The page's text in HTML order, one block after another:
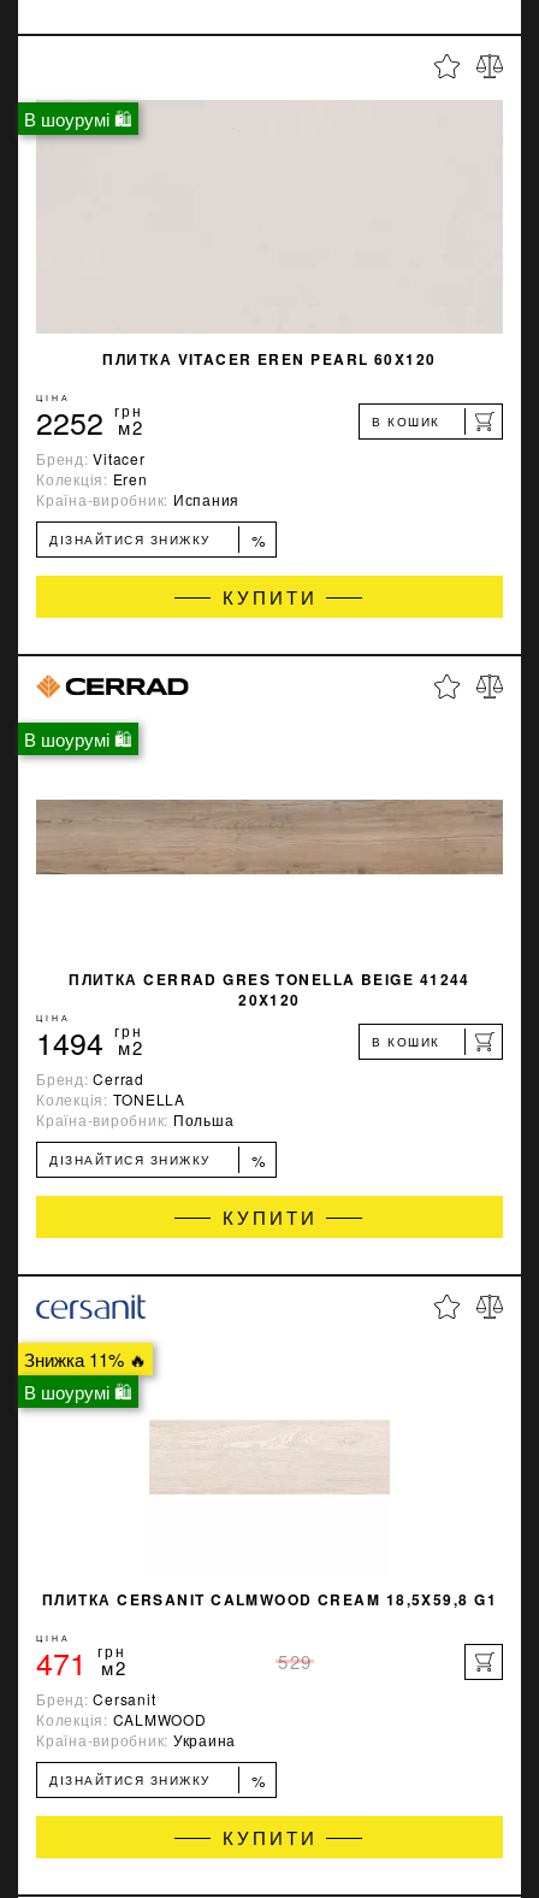
В шоурумі 🛍
ПЛИТКА VITACER EREN PEARL 60X120
ЦІНА
2252 грн
м2 В КОШИК
Бренд:Vitacer
Колекція: Eren
Країна-виробник: Испания
ДІЗНАЙТИСЯ ЗНИЖКУ %
КУПИТИ
В шоурумі 🛍
ПЛИТКА CERRAD GRES TONELLA BEIGE 41244
20X120
ЦІНА
1494 грн
м2 В КОШИК
Бренд:Cerrad
Колекція: TONELLA
Країна-виробник: Польша
ДІЗНАЙТИСЯ ЗНИЖКУ %
КУПИТИ
Знижка 11% 🔥
В шоурумі 🛍
ПЛИТКА CERSANIT CALMWOOD CREAM 18,5X59,8 G1
ЦІНА
471 грн
м2 529
Бренд:Cersanit
Колекція: CALMWOOD
Країна-виробник: Украина
ДІЗНАЙТИСЯ ЗНИЖКУ %
КУПИТИ